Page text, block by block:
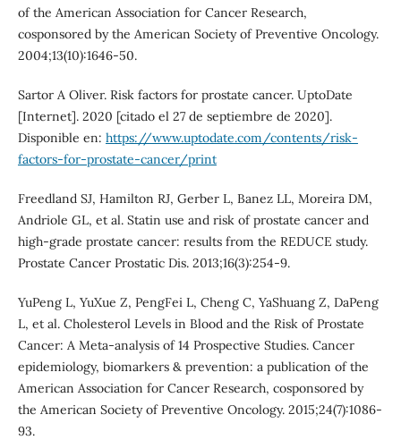
of the American Association for Cancer Research,
cosponsored by the American Society of Preventive Oncology.
2004;13(10):1646-50.
Sartor A Oliver. Risk factors for prostate cancer. UptoDate
[Internet]. 2020 [citado el 27 de septiembre de 2020].
Disponible en: https://www.uptodate.com/contents/risk-
factors-for-prostate-cancer/print
Freedland SJ, Hamilton RJ, Gerber L, Banez LL, Moreira DM,
Andriole GL, et al. Statin use and risk of prostate cancer and
high-grade prostate cancer: results from the REDUCE study.
Prostate Cancer Prostatic Dis. 2013;16(3):254-9.
YuPeng L, YuXue Z, PengFei L, Cheng C, YaShuang Z, DaPeng
L, et al. Cholesterol Levels in Blood and the Risk of Prostate
Cancer: A Meta-analysis of 14 Prospective Studies. Cancer
epidemiology, biomarkers & prevention: a publication of the
American Association for Cancer Research, cosponsored by
the American Society of Preventive Oncology. 2015;24(7):1086-
93.